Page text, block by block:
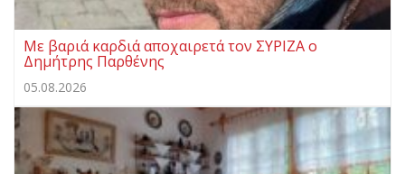
Με βαριά καρδιά αποχαιρετά τον ΣΥΡΙΖΑ ο
Δημήτρης Παρθένης
05.08.2026